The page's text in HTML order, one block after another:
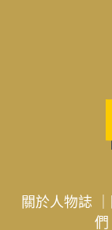
關於人物誌
們